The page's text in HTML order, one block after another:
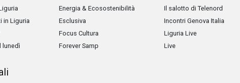
in Liguria
lunedì
Energia & Ecosostenibilità
Esclusiva
Focus Cultura
Forever Samp
Il salotto di Telenord
Incontri Genova Italia
Liguria Live
Live